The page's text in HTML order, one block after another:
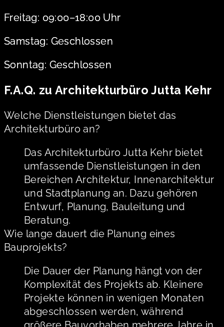
Freitag: 09:00–18:00 Uhr
Samstag: Geschlossen
Sonntag: Geschlossen
F.A.Q. zu Architekturbüro Jutta Kehr
Welche Dienstleistungen bietet das
Architekturbüro an?
Das Architekturbüro Jutta Kehr bietet
umfassende Dienstleistungen in den
Bereichen Architektur, Innenarchitektur
und Stadtplanung an. Dazu gehören
Entwurf, Planung, Bauleitung und
Beratung.
Wie lange dauert die Planung eines
Bauprojekts?
Die Dauer der Planung hängt von der
Komplexität des Projekts ab. Kleinere
Projekte können in wenigen Monaten
abgeschlossen werden, während